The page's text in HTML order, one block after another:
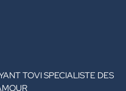
TOVI SPECIALISTE DES